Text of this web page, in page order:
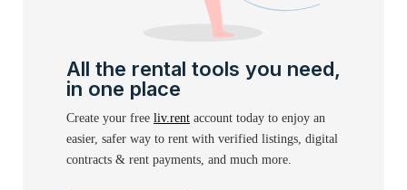
All the rental tools you need,
in one place
Create your free liv.rent account today to enjoy an
easier, safer way to rent with verified listings, digital
contracts & rent payments, and much more.